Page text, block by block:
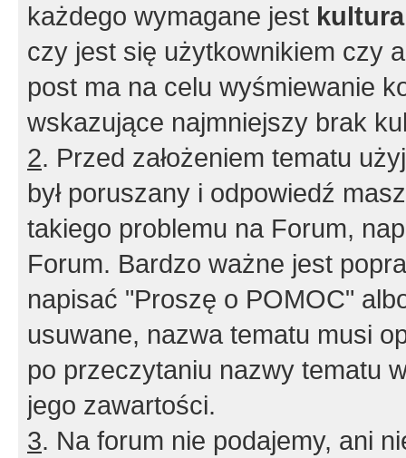
każdego wymagane jest
czy jest się użytkownikiem czy
post ma na celu wyśmiewanie
wskazujące najmniejszy brak
2. Przed założeniem tematu
był poruszany i odpowiedź
takiego problemu na Forum,
Forum. Bardzo ważne jest
napisać "Proszę o POMOC"
usuwane, nazwa tematu musi
po przeczytaniu nazwy tematu
jego zawartości.
3. Na forum nie podajemy, ani